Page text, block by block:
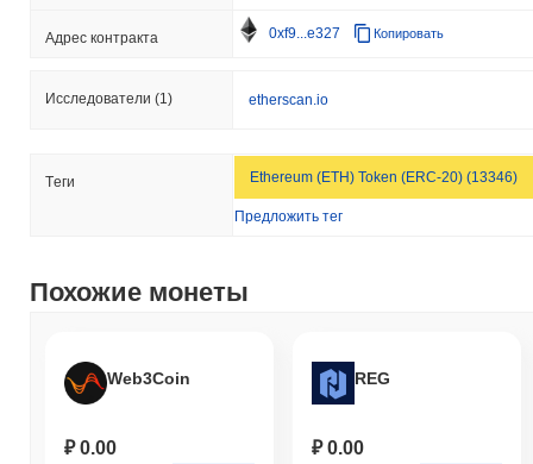
Адрес контракта 0xf9...e327 Копировать
Исследователи (1) etherscan.io
Tеги Ethereum (ETH) Token (ERC-20) (13346)
Предложить тег
Похожие монеты
Web3Coin
₽ 0.00
REG
₽ 0.00